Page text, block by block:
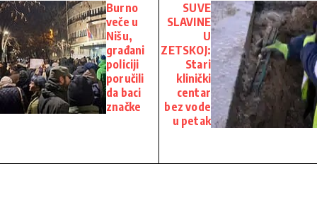
Burno
veče u
Nišu,
građani
policiji
poručili
da baci
značke
SUVE
SLAVINE
U
ZETSKOJ:
Stari
klinički
centar
bez vode
u petak